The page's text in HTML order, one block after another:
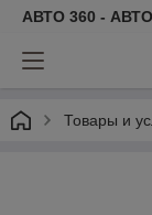
АВТО 360 -
Товары и